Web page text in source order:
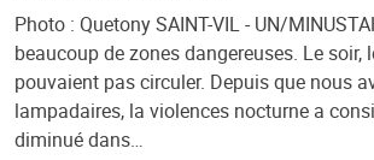
Photo : Quetony SAINT-VIL - UN/
beaucoup de zones dangereuses. Le soir,
pouvaient pas circuler. Depuis que nous
lampadaires, la violences nocturne a
diminué dans…